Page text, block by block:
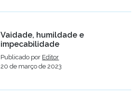
Vaidade, humildade e
impecabilidade
Publicado por Editor
20 de março de 2023